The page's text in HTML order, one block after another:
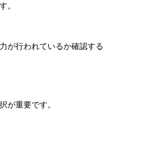
。
が行われているか確認する
が重要です。